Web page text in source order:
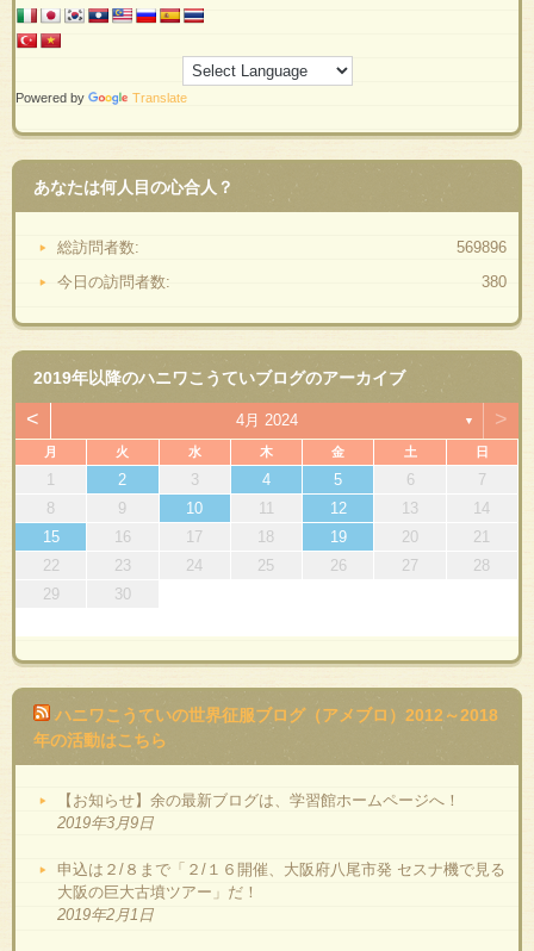
Powered by Translate
あなたは何人目の心合人？
569896
総訪問者数:
380
今日の訪問者数:
2019年以降のハニワこうていブログのアーカイブ
< 4月 2024 ▼ >
月 火 水 木 金 土 日
1 2 3 4 5 6
7
8
9 10 11 12 13
14
15
16 17 18 19 20
21
22
23 24 25 26 27
28
29
30
ハニワこうていの世界征服ブログ（アメブロ）2012～2018
年の活動はこちら
【お知らせ】余の最新ブログは、学習館ホームページへ！
2019年3月9日
申込は２/８まで「２/１６開催、大阪府八尾市発 セスナ機で見る
大阪の巨大古墳ツアー」だ！
2019年2月1日